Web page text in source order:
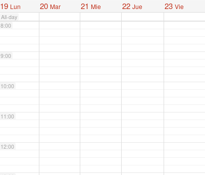
19 Lun 20 Mar 21 Mie 22 Jue 23 Vie
All-day
8:00
9:00
10:00
11:00
12:00